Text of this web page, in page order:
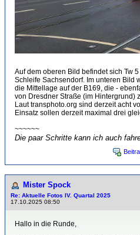
Auf dem oberen Bild befindet sich Tw
Schleife Sachsendorf. Im unteren Bild
die Mittellage auf der B169, die -
von Dresdner Straße (im Hintergrund)
Laut transphoto.org sind derzeit acht
Einsatz sollen derzeit maximal drei
~~~~~~
Die paar Schritte kann ich auch
Mister Spock
Re: Aktuelle Fotos IV. Quartal 2025
17.10.2025 08:50
Hallo in die Runde,